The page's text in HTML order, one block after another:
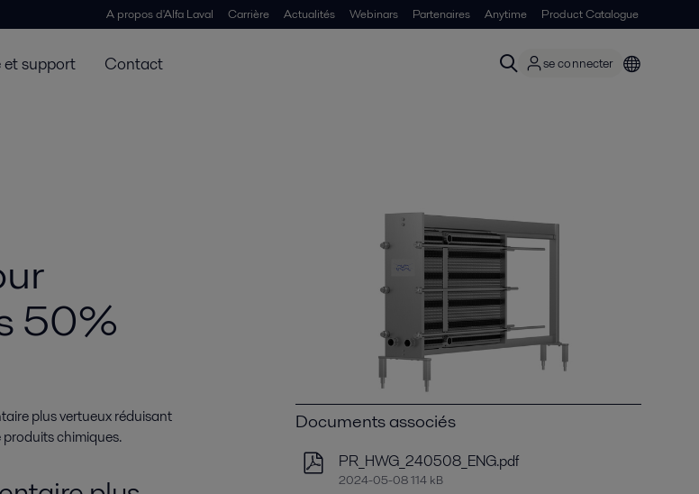
A propos d'Alfa Laval Carrière Actualités Webinars Partenaires Anytime Product Catalogue
et support Contact se connecter
50%
plus vertueux réduisant
chimiques.
Documents associés
PR_HWG_240508_ENG.pdf
2024-05-08 114 kB